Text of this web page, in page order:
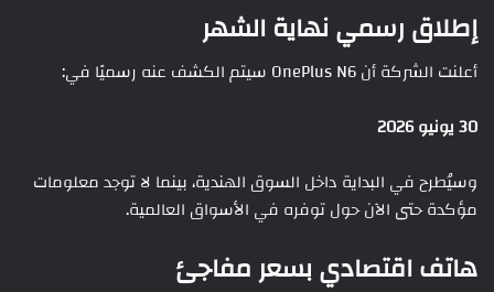
إطلاق رسمي نهاية الشهر
أعلنت الشركة أن OnePlus N6 سيتم الكشف عنه رسميًا في:
30 يونيو 2026
وسيُطرح في البداية داخل السوق الهندية، بينما لا توجد معلومات
مؤكدة حتى الآن حول توفره في الأسواق العالمية.
هاتف اقتصادي بسعر مفاجئ